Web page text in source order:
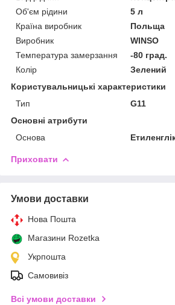
Об'єм рідини
5 л
Країна виробник
Польща
Виробник
WINSO
Температура замерзання
-80 град.
Колір
Зелений
Користувальницькі характеристики
Тип
G11
Основні атрибути
Основа
Приховати
Умови доставки
Нова Пошта
Магазини Rozetka
Укрпошта
Самовивіз
Всі умови доставки